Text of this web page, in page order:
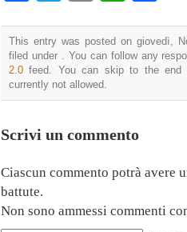
This entry was posted on giovedì,
filed under . You can follow any
2.0 feed. You can skip to the end
currently not allowed.
Scrivi un commento
Ciascun commento potrà avere
battute.
Non sono ammessi commenti